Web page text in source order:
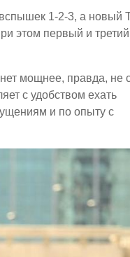
1-2-3, а новый
этом первый и третий
мощнее, правда, не
с удобством ехать
и по опыту с